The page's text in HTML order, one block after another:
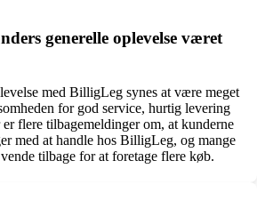
generelle oplevelse været
med BilligLeg synes at være meget
for god service, hurtig levering
flere tilbagemeldinger om, at kunderne
med at handle hos BilligLeg, og mange
tilbage for at foretage flere køb.